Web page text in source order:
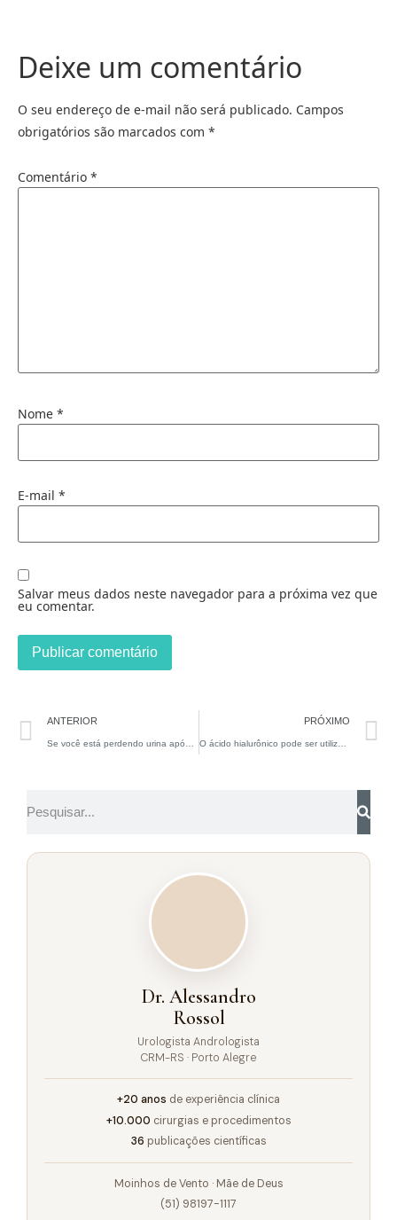
Deixe um comentário
O seu endereço de e-mail não será publicado. Campos
obrigatórios são marcados com *
Comentário *
Nome *
E-mail *
Salvar meus dados neste navegador para a próxima vez que
eu comentar.
ANTERIOR PRÓXIMO
O ácido hialurônico pode ser utilizado no pênis para o tratamento da ejaculação precoce?
Dr. Alessandro
Rossol
Urologista Andrologista
CRM-RS · Porto Alegre
+20 anos de experiência clínica
+10.000 cirurgias e procedimentos
36 publicações científicas
Moinhos de Vento · Mãe de Deus
(51) 98197-1117